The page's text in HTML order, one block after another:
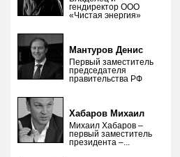
гендиректор ООО
«Чистая энергия»
Мантуров Денис
Первый заместитель
председателя
правительства РФ
Хабаров Михаил
Михаил Хабаров –
первый заместитель
президента –...